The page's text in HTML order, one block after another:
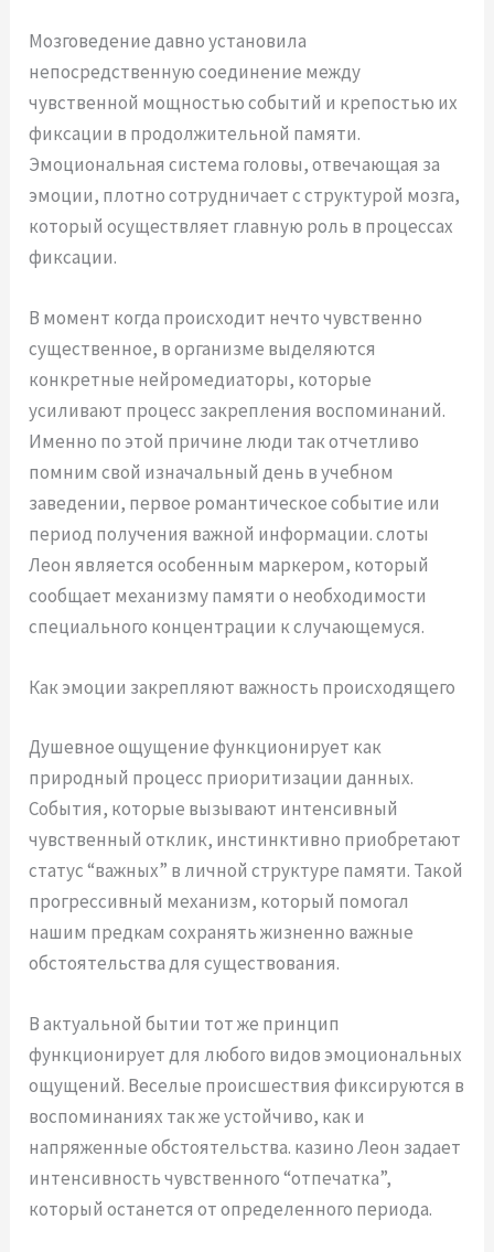
Мозговедение давно установила
непосредственную соединение между
чувственной мощностью событий и крепостью их
фиксации в продолжительной памяти.
Эмоциональная система головы, отвечающая за
эмоции, плотно сотрудничает с структурой мозга,
который осуществляет главную роль в процессах
фиксации.
В момент когда происходит нечто чувственно
существенное, в организме выделяются
конкретные нейромедиаторы, которые
усиливают процесс закрепления воспоминаний.
Именно по этой причине люди так отчетливо
помним свой изначальный день в учебном
заведении, первое романтическое событие или
период получения важной информации. слоты
Леон является особенным маркером, который
сообщает механизму памяти о необходимости
специального концентрации к случающемуся.
Как эмоции закрепляют важность происходящего
Душевное ощущение функционирует как
природный процесс приоритизации данных.
События, которые вызывают интенсивный
чувственный отклик, инстинктивно приобретают
статус “важных” в личной структуре памяти. Такой
прогрессивный механизм, который помогал
нашим предкам сохранять жизненно важные
обстоятельства для существования.
В актуальной бытии тот же принцип
функционирует для любого видов эмоциональных
ощущений. Веселые происшествия фиксируются в
воспоминаниях так же устойчиво, как и
напряженные обстоятельства. казино Леон задает
интенсивность чувственного “отпечатка”,
который останется от определенного периода.